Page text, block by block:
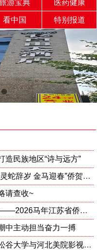
游宝典 医药健康
看中国 特别报道
造民族地区“诗与远方”
“穗同心・我和祖国有个约会——灵蛇辞岁 金马迎春”侨贺新春活动举办
请查收~
马跃非遗承文脉 暖侨同心聚金陵——2026马年江苏省侨联侨专委暖侨亲子活动温情启幕
中主动担当奋力一搏
韩国侨界商协会积极搭桥促韩国松谷大学与河北美院影视艺术学院达成多项合作意向